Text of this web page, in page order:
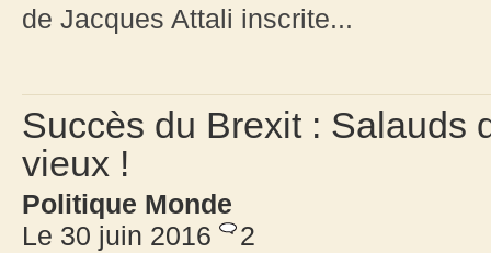
de Jacques Attali inscrite...
Succès du Brexit : Salauds
vieux !
Politique Monde
Le 30 juin 2016
2